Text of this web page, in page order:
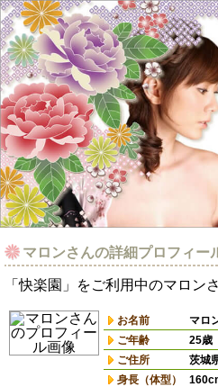
マロンさんの詳細プロフィー
「快楽園」をご利用中のマロン
お名前
マロ
ご年齢
25歳
ご住所
茨城
身長（体型）